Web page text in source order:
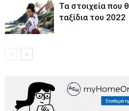
Τα στοιχεία που
ταξίδια του 2022